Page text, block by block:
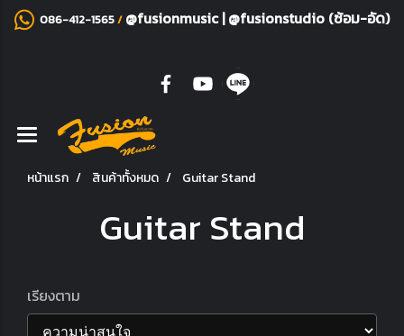
086-412-1565/ @fusionmusic|@fusionstudio (ซ้อม-อัด)
หน้าแรก สินค้าทั้งหมด Guitar Stand
Guitar Stand
เรียงตาม